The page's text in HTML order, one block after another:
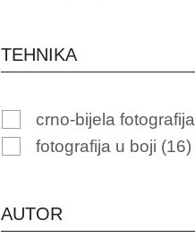
TEHNIKA
crno-bijela fotografija
fotografija u boji (16)
AUTOR